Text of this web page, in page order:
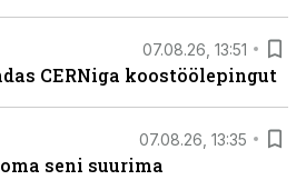
07.08.26, 13:51
CERNiga koostöölepingut
07.08.26, 13:35
seni suurima